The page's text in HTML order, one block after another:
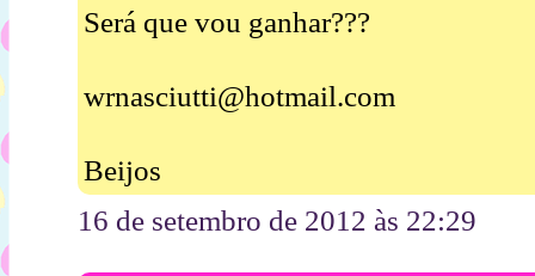
Será que vou ganhar???
wrnasciutti@hotmail.com
Beijos
16 de setembro de 2012 às 22:29